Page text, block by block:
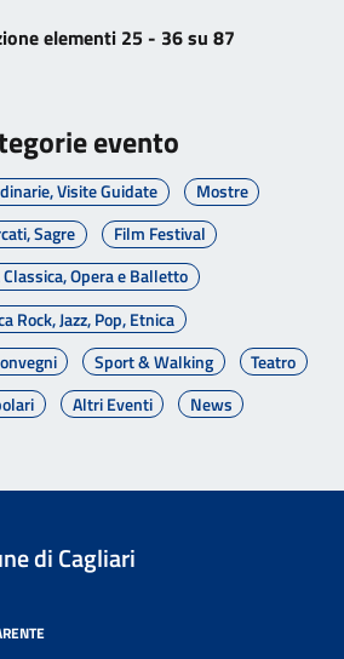
elementi 25 - 36 su 87
evento
Visite Guidate
Mostre
Sagre
Film Festival
Opera e Balletto
Rock, Jazz, Pop, Etnica
Sport & Walking
Teatro
Altri Eventi News
di Cagliari